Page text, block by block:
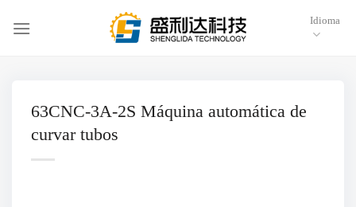
Idioma
63CNC-3A-2S Máquina automática de
curvar tubos